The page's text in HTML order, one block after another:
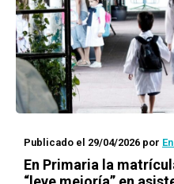
Publicado el 29/04/2026 por
En Primaria la